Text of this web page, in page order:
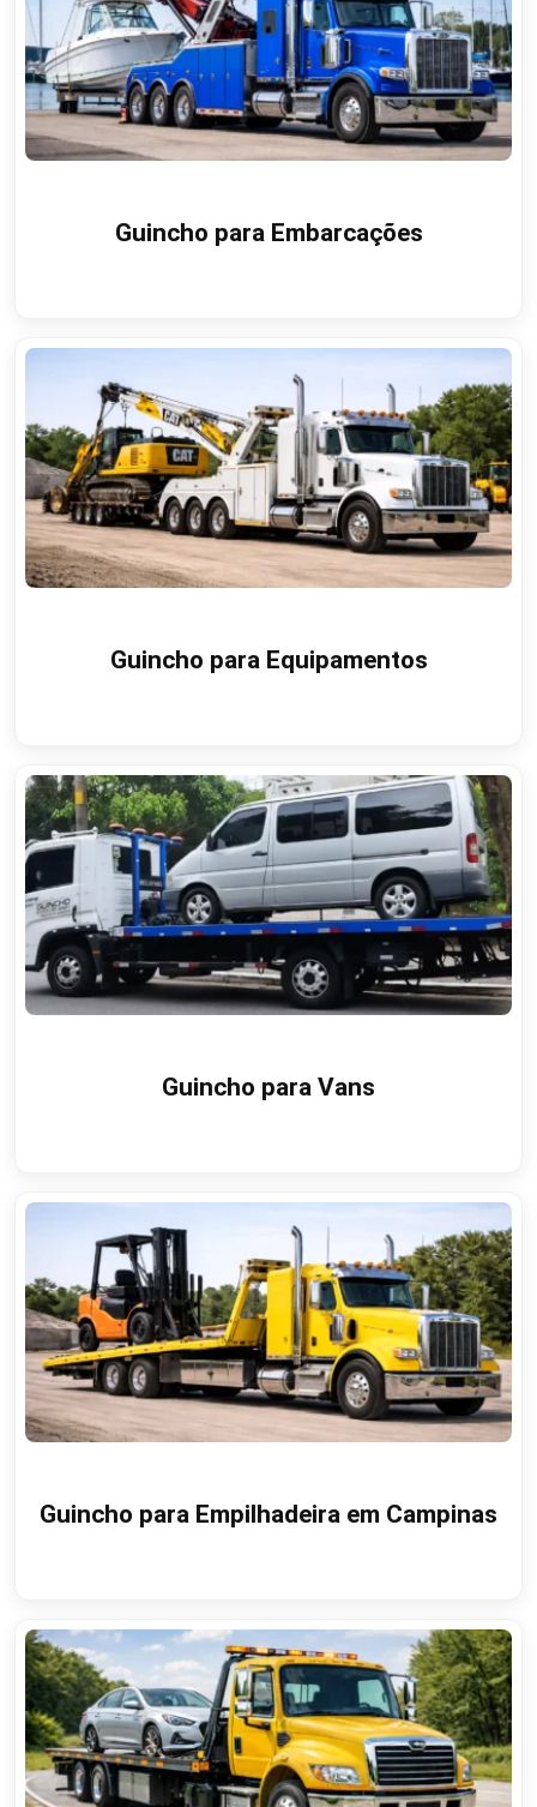
Guincho para Embarcações
Guincho para Equipamentos
Guincho para Vans
Guincho para Empilhadeira em Campinas